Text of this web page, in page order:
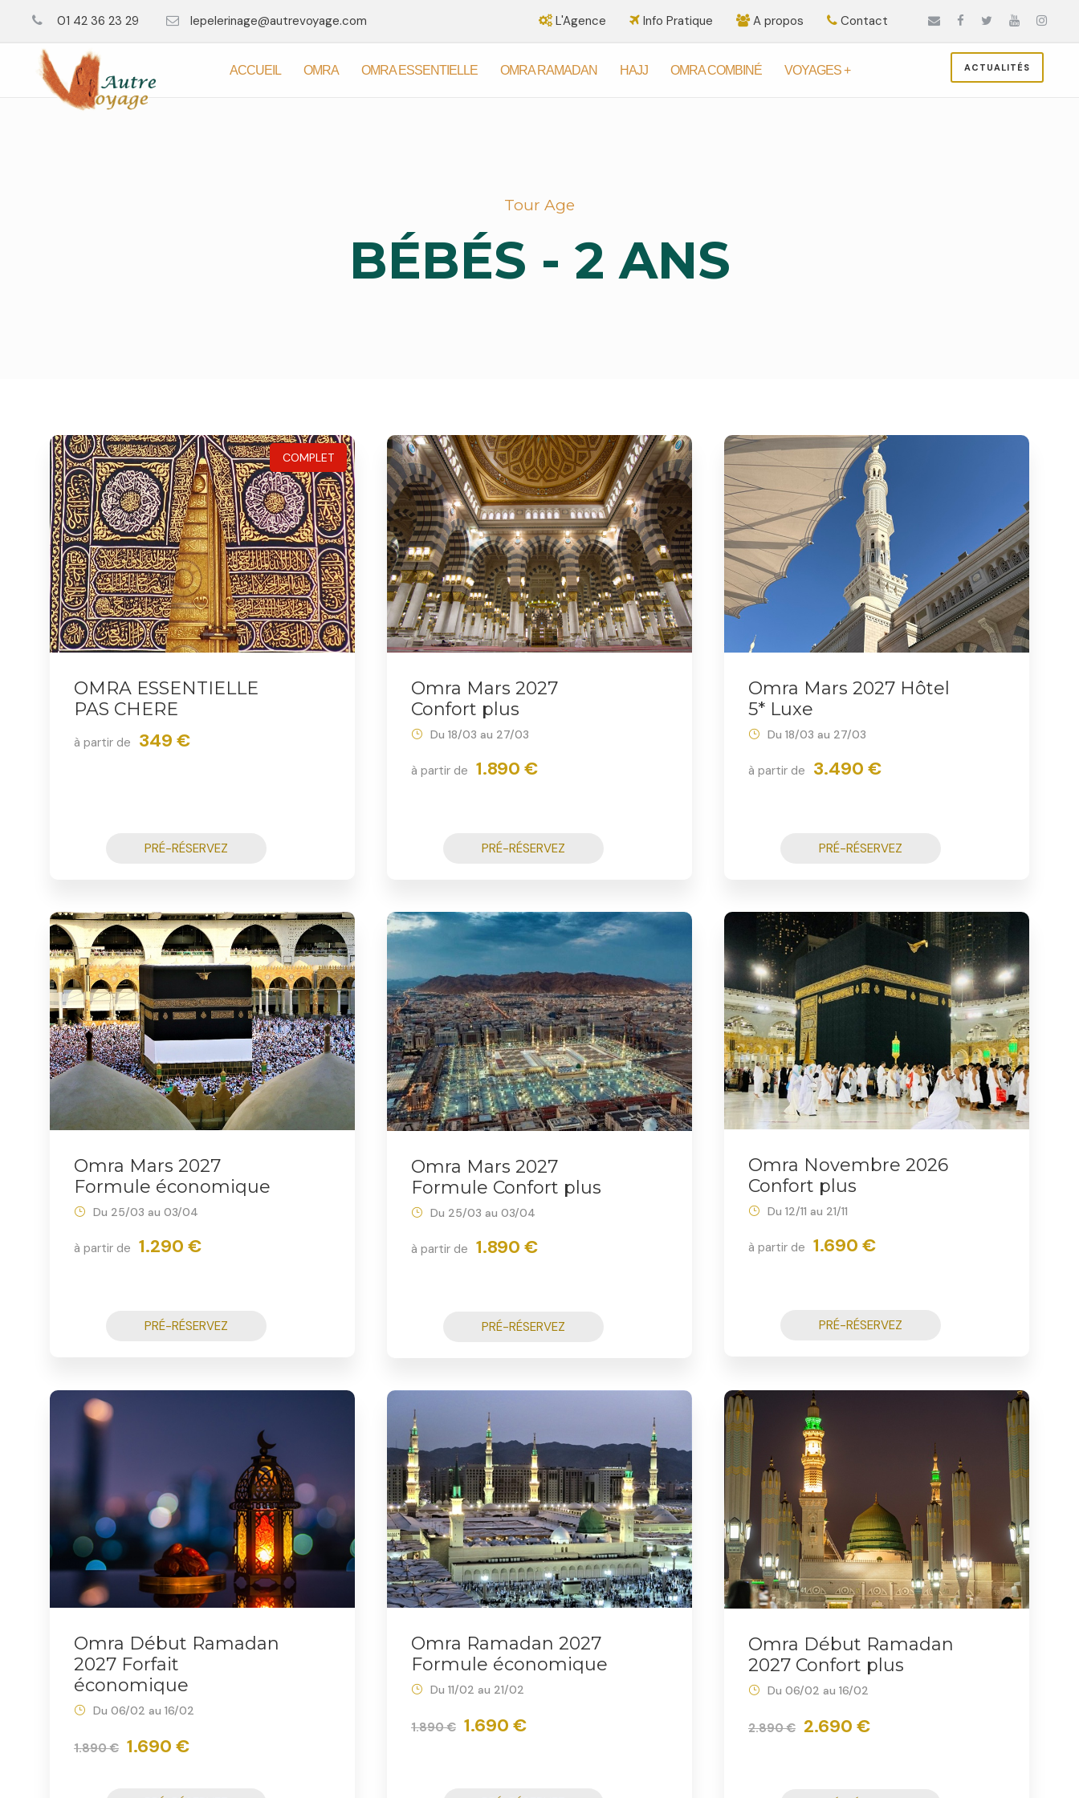
01 42 36 23 29 lepelerinage@autrevoyage.com L'Agence Info Pratique A propos Contact
ACCUEIL OMRA OMRA ESSENTIELLE OMRA RAMADAN HAJJ OMRA COMBINÉ VOYAGES + ACTUALITÉS
Tour Age
BÉBÉS - 2 ANS
COMPLET
OMRA ESSENTIELLE
PAS CHERE
à partir de 349 €
PRÉ-RÉSERVEZ
Omra Mars 2027
Confort plus
à partir de 1.890 €
Du 18/03 au 27/03
PRÉ-RÉSERVEZ
Omra Mars 2027 Hôtel
5* Luxe
à partir de 3.490 €
Du 18/03 au 27/03
PRÉ-RÉSERVEZ
Omra Mars 2027
Formule économique
à partir de 1.290 €
Du 25/03 au 03/04
PRÉ-RÉSERVEZ
Omra Mars 2027
Formule Confort plus
à partir de 1.890 €
Du 25/03 au 03/04
PRÉ-RÉSERVEZ
Omra Novembre 2026
Confort plus
à partir de 1.690 €
Du 12/11 au 21/11
PRÉ-RÉSERVEZ
Omra Début Ramadan
2027 Forfait
économique
1.890 € 1.690 €
Du 06/02 au 16/02
Omra Ramadan 2027
Formule économique
1.890 € 1.690 €
Du 11/02 au 21/02
Omra Début Ramadan
2027 Confort plus
2.890 € 2.690 €
Du 06/02 au 16/02